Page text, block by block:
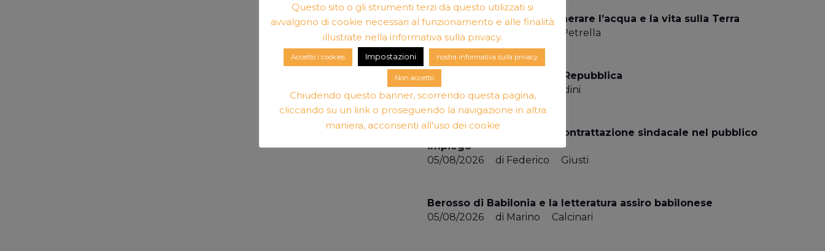
L’Appello di Cascais. Rigenerare l’acqua e la vita sulla Terra
05/08/2026
di Petrella
Questa nostra martoriata Repubblica
05/08/2026
Pietro Soldini
Uno sguardo critico alla contrattazione sindacale nel pubblico
impiego
05/08/2026
di Federico Giusti
Berosso di Babilonia e la letteratura assiro babilonese
05/08/2026
di Marino Calcinari
Questo sito o gli strumenti terzi da questo utilizzati si
avvalgono di cookie necessari al funzionamento e alle finalità
illustrate nella informativa sulla privacy.
Accetto i cookies Impostazioni nostra informativa sulla privacy
Non accetto
Chiudendo questo banner, scorrendo questa pagina,
cliccando su un link o proseguendo la navigazione in altra
maniera, acconsenti all'uso dei cookie